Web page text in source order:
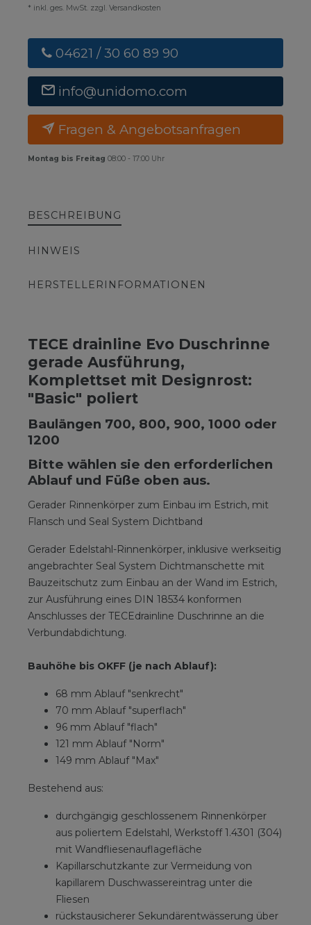
* inkl. ges. MwSt. zzgl. Versandkosten
04621 / 30 60 89 90
info@unidomo.com
Fragen & Angebotsanfragen
Montag bis Freitag 08:00 - 17:00 Uhr
BESCHREIBUNG
HINWEIS
HERSTELLERINFORMATIONEN
TECE drainline Evo Duschrinne
gerade Ausführung,
Komplettset mit Designrost:
"Basic" poliert
Baulängen 700, 800, 900, 1000 oder
1200
Bitte wählen sie den erforderlichen
Ablauf und Füße oben aus.
Gerader Rinnenkörper zum Einbau im Estrich, mit
Flansch und Seal System Dichtband
Gerader Edelstahl-Rinnenkörper, inklusive werkseitig
angebrachter Seal System Dichtmanschette mit
Bauzeitschutz zum Einbau an der Wand im Estrich,
zur Ausführung eines DIN 18534 konformen
Anschlusses der TECEdrainline Duschrinne an die
Verbundabdichtung.
Bauhöhe bis OKFF (je nach Ablauf):
68 mm Ablauf "senkrecht"
70 mm Ablauf "superflach"
96 mm Ablauf "flach"
121 mm Ablauf "Norm"
149 mm Ablauf "Max"
Bestehend aus:
durchgängig geschlossenem Rinnenkörper
aus poliertem Edelstahl, Werkstoff 1.4301 (304)
mit Wandfliesenauflagefläche
Kapillarschutzkante zur Vermeidung von
kapillarem Duschwassereintrag unter die
Fliesen
rückstausicherer Sekundärentwässerung über